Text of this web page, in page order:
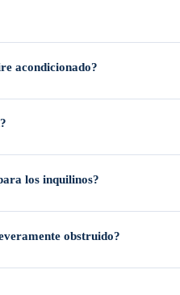
acondicionado?
los inquilinos?
obstruido?